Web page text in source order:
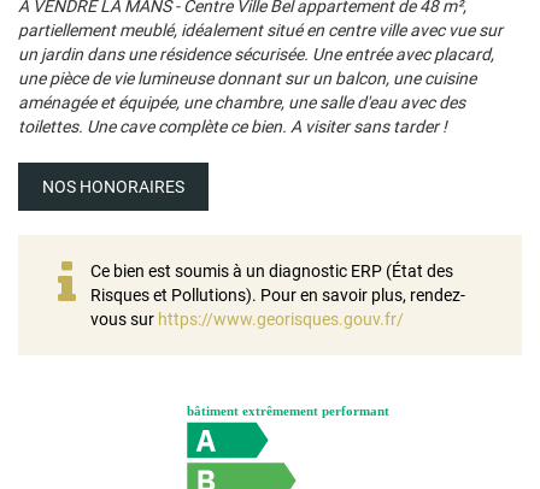
A VENDRE LA MANS - Centre Ville Bel appartement de 48 m²,
partiellement meublé, idéalement situé en centre ville avec vue sur
un jardin dans une résidence sécurisée. Une entrée avec placard,
une pièce de vie lumineuse donnant sur un balcon, une cuisine
aménagée et équipée, une chambre, une salle d'eau avec des
toilettes. Une cave complète ce bien. A visiter sans tarder !
NOS HONORAIRES
Ce bien est soumis à un diagnostic ERP (État des
Risques et Pollutions). Pour en savoir plus, rendez-
vous sur https://www.georisques.gouv.fr/